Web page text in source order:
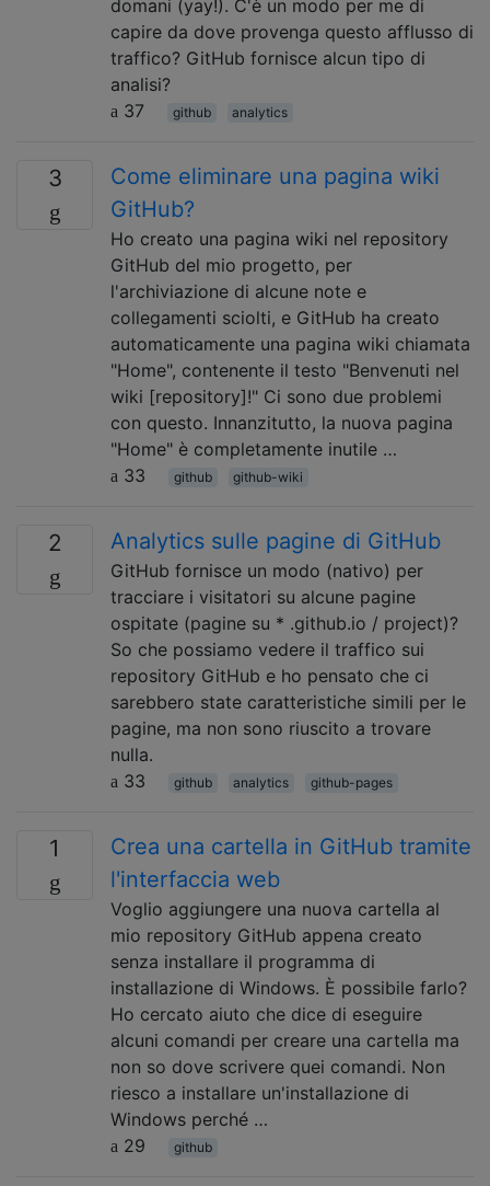
domani (yay!). C'è un modo per me di
capire da dove provenga questo afflusso di
traffico? GitHub fornisce alcun tipo di
analisi?
37
github analytics
3
Come eliminare una pagina wiki
GitHub?
Ho creato una pagina wiki nel repository
GitHub del mio progetto, per
l'archiviazione di alcune note e
collegamenti sciolti, e GitHub ha creato
automaticamente una pagina wiki chiamata
"Home", contenente il testo "Benvenuti nel
wiki [repository]!" Ci sono due problemi
con questo. Innanzitutto, la nuova pagina
"Home" è completamente inutile …
33
github github-wiki
2 Analytics sulle pagine di GitHub
GitHub fornisce un modo (nativo) per
tracciare i visitatori su alcune pagine
ospitate (pagine su * .github.io / project)?
So che possiamo vedere il traffico sui
repository GitHub e ho pensato che ci
sarebbero state caratteristiche simili per le
pagine, ma non sono riuscito a trovare
nulla.
33
github analytics github-pages
1
Crea una cartella in GitHub tramite
l'interfaccia web
Voglio aggiungere una nuova cartella al
mio repository GitHub appena creato
senza installare il programma di
installazione di Windows. È possibile farlo?
Ho cercato aiuto che dice di eseguire
alcuni comandi per creare una cartella ma
non so dove scrivere quei comandi. Non
riesco a installare un'installazione di
Windows perché …
29
github